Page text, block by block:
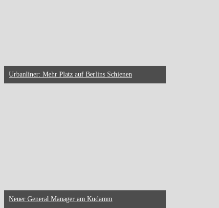
Urbanliner: Mehr Platz auf Berlins Schienen
Neuer General Manager am Kudamm